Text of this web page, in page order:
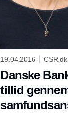
19.04.2016 CSR.dk
Danske
tillid